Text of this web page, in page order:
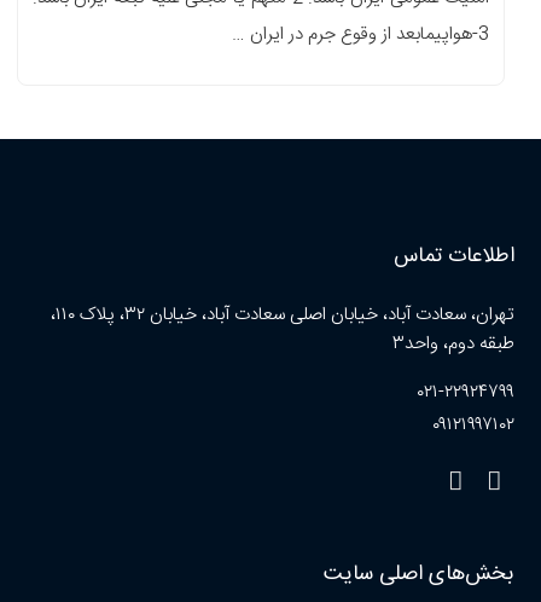
3-هواپیمابعد از وقوع جرم در ایران …
اطلاعات تماس
تهران، سعادت آباد، خیابان اصلی سعادت آباد، خیابان ۳۲، پلاک ۱۱۰،
طبقه دوم، واحد۳
۰۲۱-۲۲۹۲۴۷۹۹
۰۹۱۲۱۹۹۷۱۰۲
بخش‌های اصلی سایت